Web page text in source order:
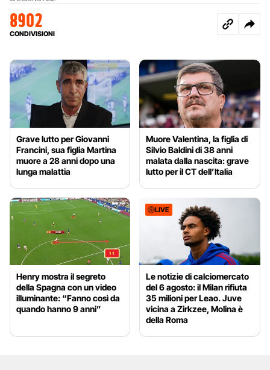
8902
CONDIVISIONI
Grave lutto per Giovanni
Francini, sua figlia Martina
muore a 28 anni dopo una
lunga malattia
Muore Valentina, la figlia di
Silvio Baldini di 38 anni
malata dalla nascita: grave
lutto per il CT dell’Italia
Henry mostra il segreto
della Spagna con un video
illuminante: “Fanno così da
quando hanno 9 anni”
LIVE
Le notizie di calciomercato
del 6 agosto: il Milan rifiuta
35 milioni per Leao. Juve
vicina a Zirkzee, Molina è
della Roma